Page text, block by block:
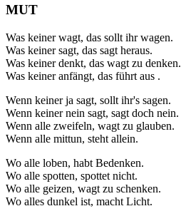
MUT
Was keiner wagt, das sollt ihr wagen.
Was keiner sagt, das sagt heraus.
Was keiner denkt, das wagt zu denken.
Was keiner anfängt, das führt aus .
Wenn keiner ja sagt, sollt ihr's sagen.
Wenn keiner nein sagt, sagt doch nein.
Wenn alle zweifeln, wagt zu glauben.
Wenn alle mittun, steht allein.
Wo alle loben, habt Bedenken.
Wo alle spotten, spottet nicht.
Wo alle geizen, wagt zu schenken.
Wo alles dunkel ist, macht Licht.